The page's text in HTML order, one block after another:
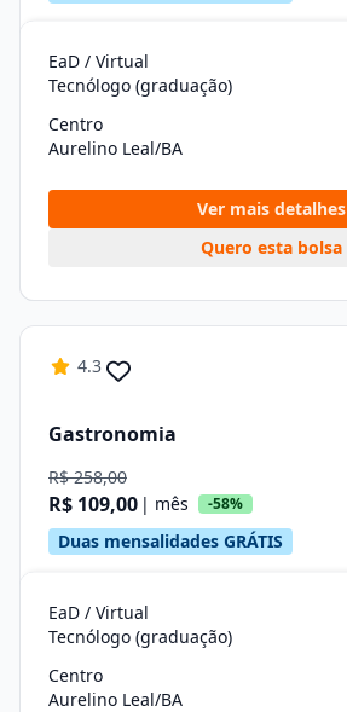
EaD / Virtual
Tecnólogo (graduação)
Centro
Aurelino Leal/BA
Ver mais detalhes
Quero esta bolsa
4.3
Gastronomia
R$ 258,00
R$ 109,00 | mês -58%
Duas mensalidades GRÁTIS
EaD / Virtual
Tecnólogo (graduação)
Centro
Aurelino Leal/BA